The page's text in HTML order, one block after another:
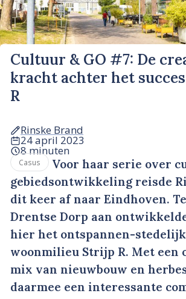
Cultuur & GO #7: De
kracht achter het
R
Rinske Brand
24 april 2023
8 minuten
Casus
Voor haar serie over
gebiedsontwikkeling reisde
dit keer af naar Eindhoven.
Drentse Dorp aan
hier het ontspannen-
woonmilieu Strijp R. Met een
mix van nieuwbouw en
daarmee een interessante